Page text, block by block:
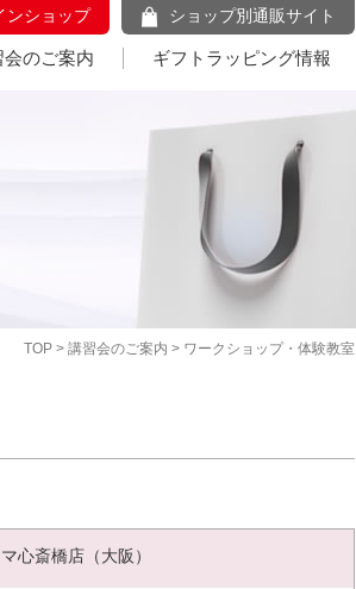
ンショップ ショップ別通販サイト
会のご案内 ギフトラッピング情報
TOP > 講習会のご案内 > ワークショップ・体験教室
心斎橋店（大阪）